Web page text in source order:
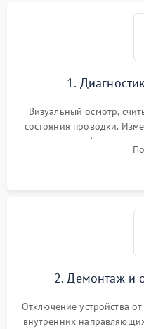
1.
Визуальный осмотр,
состояния проводки.
колодке. Анализ
конвекцией, панелью
2. Демонтаж и
Отключение устройства
внутренних